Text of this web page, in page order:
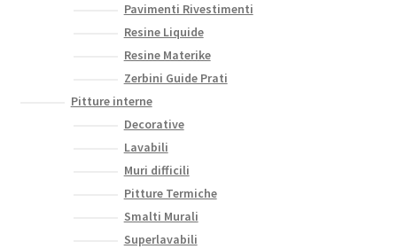
Pavimenti Rivestimenti
Resine Liquide
Resine Materike
Zerbini Guide Prati
Pitture interne
Decorative
Lavabili
Muri difficili
Pitture Termiche
Smalti Murali
Superlavabili